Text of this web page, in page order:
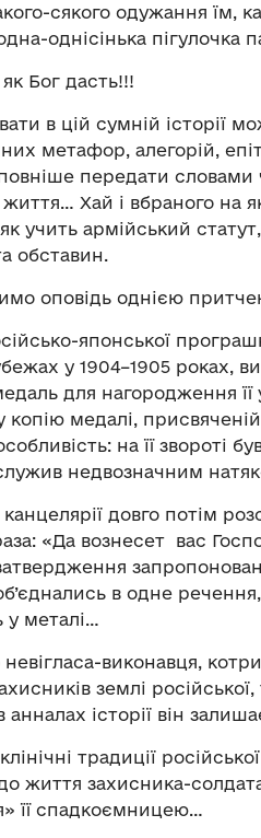
сякого одужання їм,
однісінька пігулочка
Бог дасть!!!
в цій сумній історії
метафор, алегорій,
передати словами
Хай і вбраного на
як учить армійський
обставин.
оповідь однією
японської
у 1904–1905 роках,
для нагородження
копію медалі,
на її
недвозначним
довго потім
«Да вознесет вас
затвердження
в одне
у металі…
виконавця,
землі
історії він
традиції
життя захисника-
її спадкоємницею…